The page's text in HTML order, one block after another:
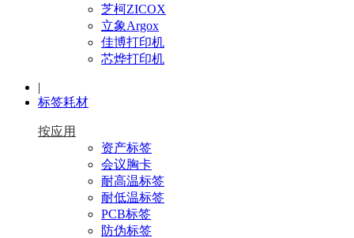
芝柯ZICOX
立象Argox
佳博打印机
芯烨打印机
|
标签耗材
按应用
资产标签
会议胸卡
耐高温标签
耐低温标签
PCB标签
防伪标签